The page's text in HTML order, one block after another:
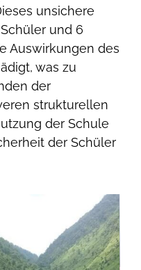
unsichere
und 6
Auswirkungen des
was zu
der
strukturellen
der Schule
der Schüler